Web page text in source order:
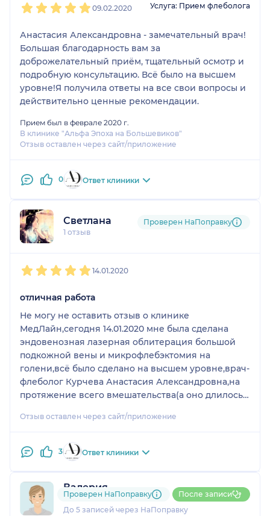
09.02.2020 Услуга: Прием флеболога
Анастасия Александровна - замечательный врач!
Большая благодарность вам за
доброжелательный приём, тщательный осмотр и
подробную консультацию. Всё было на высшем
уровне!Я получила ответы на все свои вопросы и
действительно ценные рекомендации.
Прием был в феврале 2020 г.
В клинике "Альфа Эпоха на Большевиков"
Отзыв оставлен через сайт/приложение
0 Ответ клиники
Светлана
1 отзыв
Проверен НаПоправку
14.01.2020
отличная работа
Не могу не оставить отзыв о клинике
МедЛайн,сегодня 14.01.2020 мне была сделана
эндовенозная лазерная облитерация большой
подкожной вены и микрофлебэктомия на
голени,всё было сделано на высшем уровне,врач-
флеболог Курчева Анастасия Александровна,на
протяжение всего вмешательства(а оно длилось
делает,работа была выполнена чётко без
надёжных руках,даже и шутить
удавалось,операционная чистая,всё блестит,на
касательно самой клиники на Белышева 5/6,везде
чисто,уютно,приятно,девушка на ресепшене
Отзыв оставлен через сайт/приложение
3 Ответ клиники
Валерия
2 отзыва
До 5 записей через НаПоправку
Проверен НаПоправку После записи